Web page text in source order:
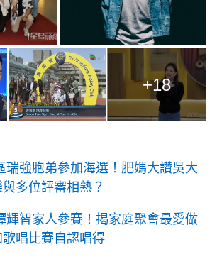
+18
瑞強胞弟參加海選！肥媽大讚吳大
多位評審相熟？
輝智家人參賽！揭家庭聚會最愛做
唱比賽自認唱得